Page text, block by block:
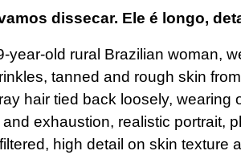
dissecar. Ele é longo,
year-old rural Brazilian woman,
tanned and rough skin
hair tied back loosely,
exhaustion, realistic portrait,
high detail on skin texture